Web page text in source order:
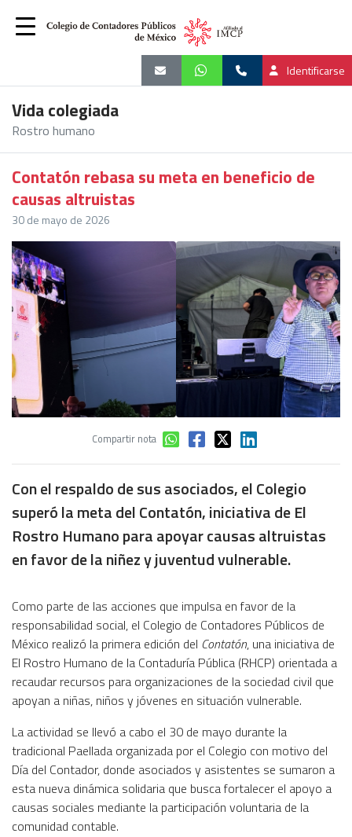
Identificarse
Vida colegiada
Rostro humano
Contatón rebasa su meta en beneficio de
causas altruistas
30 de mayo de 2026
Previous Next
Compartir nota
Con el respaldo de sus asociados, el Colegio
superó la meta del Contatón, iniciativa de El
Rostro Humano para apoyar causas altruistas
en favor de la niñez y juventud vulnerable.
Como parte de las acciones que impulsa en favor de la
responsabilidad social, el Colegio de Contadores Públicos de
México realizó la primera edición del Contatón, una iniciativa de
El Rostro Humano de la Contaduría Pública (RHCP) orientada a
recaudar recursos para organizaciones de la sociedad civil que
apoyan a niñas, niños y jóvenes en situación vulnerable.
La actividad se llevó a cabo el 30 de mayo durante la
tradicional Paellada organizada por el Colegio con motivo del
Día del Contador, donde asociados y asistentes se sumaron a
esta nueva dinámica solidaria que busca fortalecer el apoyo a
causas sociales mediante la participación voluntaria de la
comunidad contable.